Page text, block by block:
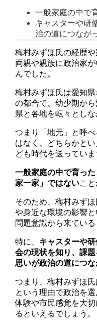
一般家庭の中で
キャスターや研
治の道につなが
梅村みずほ氏の経歴
両親や親族に政治家
んでした。
梅村みずほ氏は愛知
の都合で、幼少期か
県と各地を転々としな
つまり「地元」と呼
はなく、どちらかと
ども時代を送っていま
一般家庭の中で育っ
家一家」ではないこと
そのため、梅村みず
や身近な環境の影響
問題意識から来てい
特に、 キャスターや
会の現状を知り、課
思いが政治の道につな
つまり、梅村みずほ
という理由で政治を
体験や市民感覚を大
るといえるでしょう。